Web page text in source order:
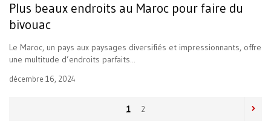
Plus beaux endroits au Maroc pour faire du
bivouac
Le Maroc, un pays aux paysages diversifiés et impressionnants, offre
une multitude d’endroits parfaits...
décembre 16, 2024
1 2